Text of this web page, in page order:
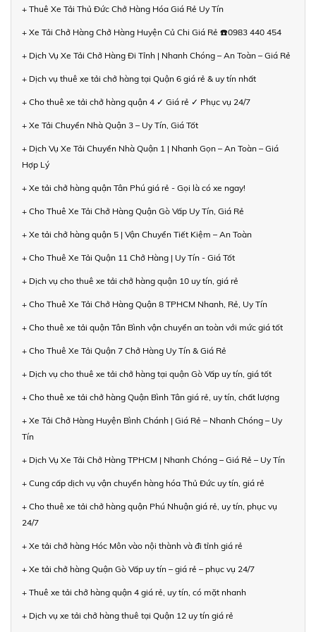
+ Thuê Xe Tải Thủ Đức Chở Hàng Hóa Giá Rẻ Uy Tín
+ Xe Tải Chở Hàng Chở Hàng Huyện Củ Chi Giá Rẻ ☎️0983 440 454
+ Dịch Vụ Xe Tải Chở Hàng Đi Tỉnh | Nhanh Chóng – An Toàn – Giá Rẻ
+ Dịch vụ thuê xe tải chở hàng tại Quận 6 giá rẻ & uy tín nhất
+ Cho thuê xe tải chở hàng quận 4 ✓ Giá rẻ ✓ Phục vụ 24/7
+ Xe Tải Chuyển Nhà Quận 3 – Uy Tín, Giá Tốt
+ Dịch Vụ Xe Tải Chuyển Nhà Quận 1 | Nhanh Gọn – An Toàn – Giá
Hợp Lý
+ Xe tải chở hàng quận Tân Phú giá rẻ - Gọi là có xe ngay!
+ Cho Thuê Xe Tải Chở Hàng Quận Gò Vấp Uy Tín, Giá Rẻ
+ Xe tải chở hàng quận 5 | Vận Chuyển Tiết Kiệm – An Toàn
+ Cho Thuê Xe Tải Quận 11 Chở Hàng | Uy Tín - Giá Tốt
+ Dịch vụ cho thuê xe tải chở hàng quận 10 uy tín, giá rẻ
+ Cho Thuê Xe Tải Chở Hàng Quận 8 TPHCM Nhanh, Rẻ, Uy Tín
+ Cho thuê xe tải quận Tân Bình vận chuyển an toàn với mức giá tốt
+ Cho Thuê Xe Tải Quận 7 Chở Hàng Uy Tín & Giá Rẻ
+ Dịch vụ cho thuê xe tải chở hàng tại quận Gò Vấp uy tín, giá tốt
+ Cho thuê xe tải chở hàng Quận Bình Tân giá rẻ, uy tín, chất lượng
+ Xe Tải Chở Hàng Huyện Bình Chánh | Giá Rẻ – Nhanh Chóng – Uy
Tín
+ Dịch Vụ Xe Tải Chở Hàng TPHCM | Nhanh Chóng – Giá Rẻ – Uy Tín
+ Cung cấp dịch vụ vận chuyển hàng hóa Thủ Đức uy tín, giá rẻ
+ Cho thuê xe tải chở hàng quận Phú Nhuận giá rẻ, uy tín, phục vụ
24/7
+ Xe tải chở hàng Hóc Môn vào nội thành và đi tỉnh giá rẻ
+ Xe tải chở hàng Quận Gò Vấp uy tín – giá rẻ – phục vụ 24/7
+ Thuê xe tải chở hàng quận 4 giá rẻ, uy tín, có mặt nhanh
+ Dịch vụ xe tải chở hàng thuê tại Quận 12 uy tín giá rẻ